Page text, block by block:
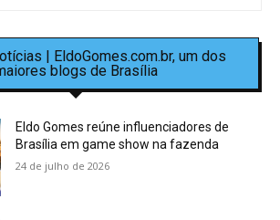
| EldoGomes.com.br, um dos
blogs de Brasília
Eldo Gomes reúne influenciadores de
Brasília em game show na fazenda
24 de julho de 2026